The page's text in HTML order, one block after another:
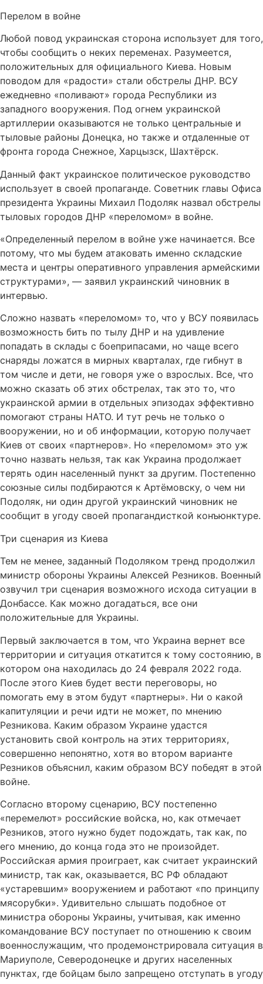
Перелом в войне
Любой повод украинская сторона использует для того,
чтобы сообщить о неких переменах. Разумеется,
положительных для официального Киева. Новым
поводом для «радости» стали обстрелы ДНР. ВСУ
ежедневно «поливают» города Республики из
западного вооружения. Под огнем украинской
артиллерии оказываются не только центральные и
тыловые районы Донецка, но также и отдаленные от
фронта города Снежное, Харцызск, Шахтёрск.
Данный факт украинское политическое руководство
использует в своей пропаганде. Советник главы Офиса
президента Украины Михаил Подоляк назвал обстрелы
тыловых городов ДНР «переломом» в войне.
«Определенный перелом в войне уже начинается. Все
потому, что мы будем атаковать именно складские
места и центры оперативного управления армейскими
структурами», — заявил украинский чиновник в
интервью.
Сложно назвать «переломом» то, что у ВСУ появилась
возможность бить по тылу ДНР и на удивление
попадать в склады с боеприпасами, но чаще всего
снаряды ложатся в мирных кварталах, где гибнут в
том числе и дети, не говоря уже о взрослых. Все, что
можно сказать об этих обстрелах, так это то, что
украинской армии в отдельных эпизодах эффективно
помогают страны НАТО. И тут речь не только о
вооружении, но и об информации, которую получает
Киев от своих «партнеров». Но «переломом» это уж
точно назвать нельзя, так как Украина продолжает
терять один населенный пункт за другим. Постепенно
союзные силы подбираются к Артёмовску, о чем ни
Подоляк, ни один другой украинский чиновник не
сообщит в угоду своей пропагандисткой конъюнктуре.
Три сценария из Киева
Тем не менее, заданный Подоляком тренд продолжил
министр обороны Украины Алексей Резников. Военный
озвучил три сценария возможного исхода ситуации в
Донбассе. Как можно догадаться, все они
положительные для Украины.
Первый заключается в том, что Украина вернет все
территории и ситуация откатится к тому состоянию, в
котором она находилась до 24 февраля 2022 года.
После этого Киев будет вести переговоры, но
помогать ему в этом будут «партнеры». Ни о какой
капитуляции и речи идти не может, по мнению
Резникова. Каким образом Украине удастся
установить свой контроль на этих территориях,
совершенно непонятно, хотя во втором варианте
Резников объяснил, каким образом ВСУ победят в этой
войне.
Согласно второму сценарию, ВСУ постепенно
«перемелют» российские войска, но, как отмечает
Резников, этого нужно будет подождать, так как, по
его мнению, до конца года это не произойдет.
Российская армия проиграет, как считает украинский
министр, так как, оказывается, ВС РФ обладают
«устаревшим» вооружением и работают «по принципу
мясорубки». Удивительно слышать подобное от
министра обороны Украины, учитывая, как именно
командование ВСУ поступает по отношению к своим
военнослужащим, что продемонстрировала ситуация в
Мариуполе, Северодонецке и других населенных
пунктах, где бойцам было запрещено отступать в угоду